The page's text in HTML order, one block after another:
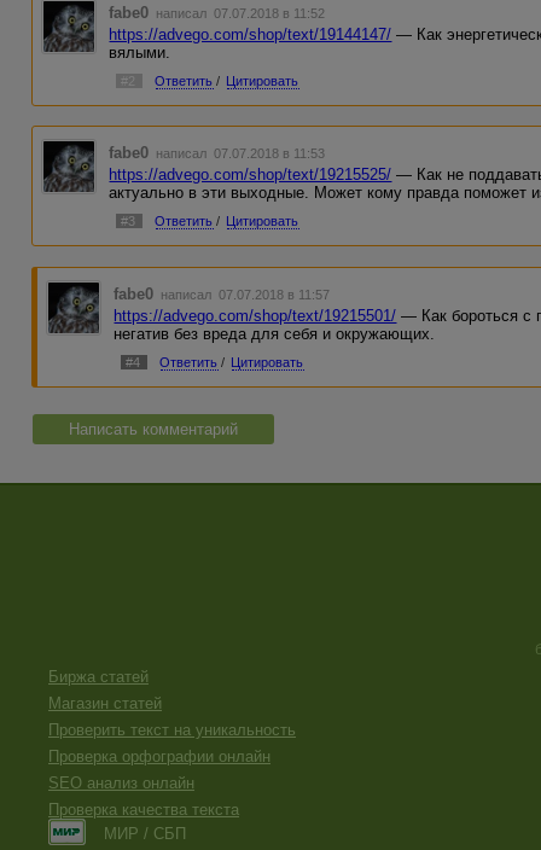
fabe0 написал 07.07.2018 в 11:52
https://advego.com/shop/text/19144147/ — Как
вялыми.
#2 Ответить / Цитировать
fabe0 написал 07.07.2018 в 11:53
https://advego.com/shop/text/19215525/ — Как не
актуально в эти выходные. Может кому правда поможет
#3 Ответить / Цитировать
fabe0 написал 07.07.2018 в 11:57
https://advego.com/shop/text/19215501/ — Как бороться с
негатив без вреда для себя и окружающих.
#4 Ответить / Цитировать
Написать комментарий
Биржа статей
Магазин статей
Проверить текст на уникальность
Проверка орфографии онлайн
SEO анализ онлайн
Проверка качества текста
МИР / СБП